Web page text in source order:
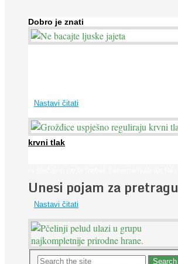
Dobro je znati
Nastavi čitati
krvni tlak
...
Nastavi čitati
Unesi pojam za pretragu